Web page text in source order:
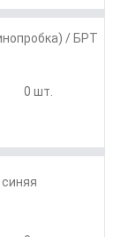
/ БРТ
0 шт.